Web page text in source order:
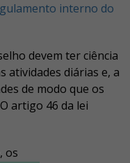
devem ter ciência
atividades diárias e, a
de modo que os
artigo 46 da lei
os